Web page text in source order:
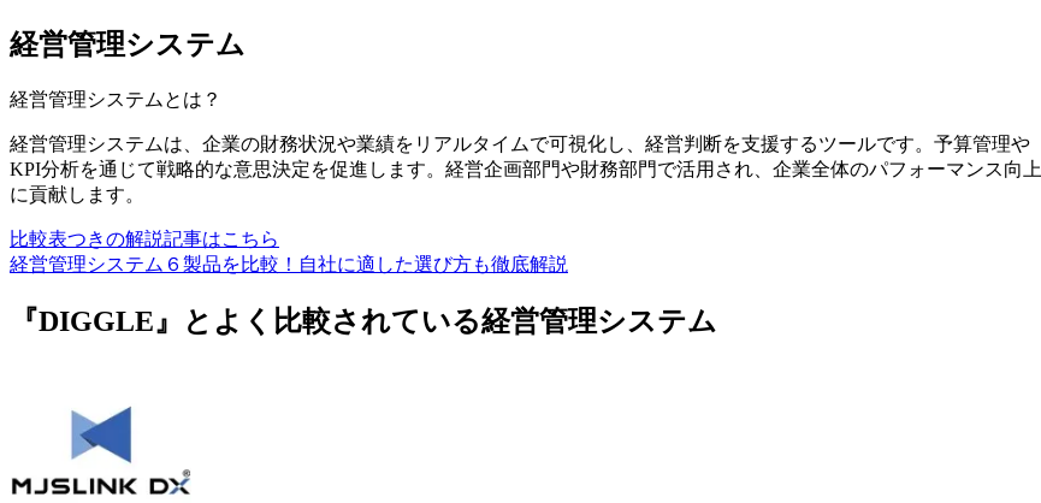
経営管理システム
経営管理システム とは？
経営管理システムは、企業の財務状況や業績をリアルタイムで可視化し、経営判断を支援するツールです。予算管理や
KPI分析を通じて戦略的な意思決定を促進します。経営企画部門や財務部門で活用され、企業全体のパフォーマンス向上
に貢献します。
比較表つきの解説記事はこちら
経営管理システム６製品を比較！自社に適した選び方も徹底解説
『DIGGLE』とよく比較されている経営管理システム